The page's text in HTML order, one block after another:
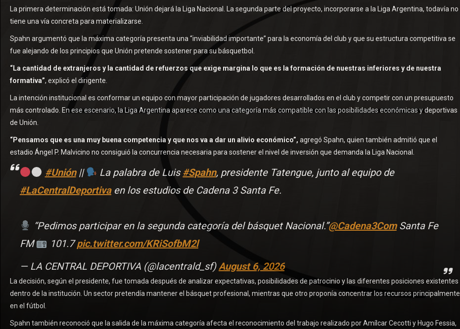
La primera determinación está tomada: Unión dejará la Liga Nacional. La segunda parte del proyecto, incorporarse a la Liga Argentina, todavía no
tiene una vía concreta para materializarse.
Spahn argumentó que la máxima categoría presenta una “inviabilidad importante” para la economía del club y que su estructura competitiva se
fue alejando de los principios que Unión pretende sostener para su básquetbol.
“La cantidad de extranjeros y la cantidad de refuerzos que exige margina lo que es la formación de nuestras inferiores y de nuestra
formativa”, explicó el dirigente.
La intención institucional es conformar un equipo con mayor participación de jugadores desarrollados en el club y competir con un presupuesto
más controlado. En ese escenario, la Liga Argentina aparece como una categoría más compatible con las posibilidades económicas y deportivas
de Unión.
“Pensamos que es una muy buena competencia y que nos va a dar un alivio económico”, agregó Spahn, quien también admitió que el
estadio Ángel P. Malvicino no consiguió la concurrencia necesaria para sostener el nivel de inversión que demanda la Liga Nacional.
#Unión|| La palabra de Luis#Spahn, presidente Tatengue, junto al equipo de
#LaCentralDeportivaen los estudios de Cadena 3 Santa Fe.
“Pedimos participar en la segunda categoría del básquet Nacional.”@Cadena3ComSanta Fe
FM
101.7pic.twitter.com/KRiSofbM2l
— LA CENTRAL DEPORTIVA (@lacentrald_sf)August 6, 2026
La decisión, según el presidente, fue tomada después de analizar expectativas, posibilidades de patrocinio y las diferentes posiciones existentes
dentro de la institución. Un sector pretendía mantener el básquet profesional, mientras que otro proponía concentrar los recursos principalmente
en el fútbol.
Spahn también reconoció que la salida de la máxima categoría afecta el reconocimiento del trabajo realizado por Amílcar Cecotti y Hugo Fessia,